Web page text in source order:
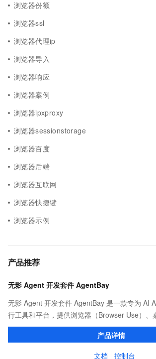
浏览器份额
浏览器ssl
浏览器代理ip
浏览器导入
浏览器响应
浏览器案例
浏览器ipxproxy
浏览器sessionstorage
浏览器百度
浏览器后端
浏览器互联网
浏览器快捷键
浏览器示例
产品推荐
无影 Agent 开发套件 AgentBay
无影 Agent 开发套件 AgentBay 是一款专为 AI
行工具和平台，提供浏览器（Browser Use）、
Use）、代码（CodeSpace）、移动端（
全沙箱环境，支持 SDK 和 MCP 接入，依托阿
能体的高效调度与规模化运行。
产品详情
文档 控制台